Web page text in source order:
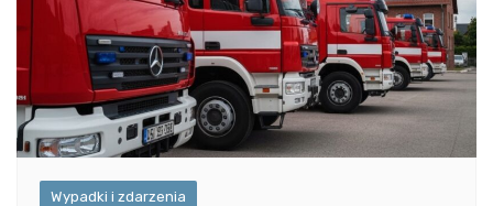
Wypadki i zdarzenia